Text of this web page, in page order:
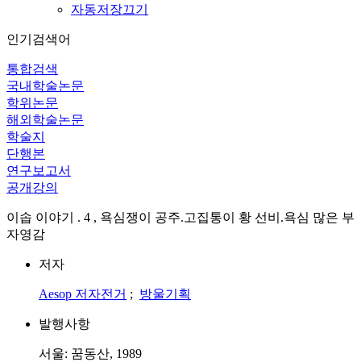
자동저장끄기
인기검색어
통합검색
국내학술논문
학위논문
해외학술논문
학술지
단행본
연구보고서
공개강의
이솝 이야기 . 4 , 욕심쟁이 공주.고집통이 황 선비.욕심 많은 부
자영감
저자
Aesop 저자전거 ; 방울기획
발행사항
서울: 꿈동산, 1989